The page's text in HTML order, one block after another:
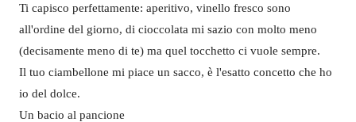
Ti capisco perfettamente: aperitivo, vinello fresco sono
all'ordine del giorno, di cioccolata mi sazio con molto meno
(decisamente meno di te) ma quel tocchetto ci vuole sempre.
Il tuo ciambellone mi piace un sacco, è l'esatto concetto che ho
io del dolce.
Un bacio al pancione